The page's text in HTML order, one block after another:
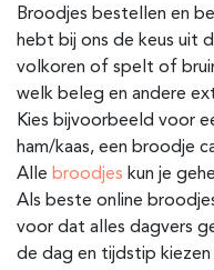
Broodjes bestellen en
hebt bij ons de keus uit
volkoren of spelt of
welk beleg en andere
Kies bijvoorbeeld voor
ham/kaas, een broodje
Alle broodjes kun je
Als beste online
voor dat alles dagvers
de dag en tijdstip